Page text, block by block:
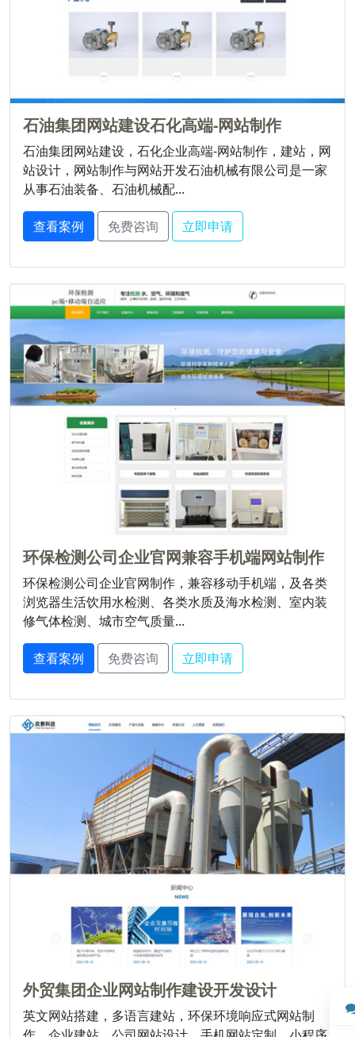
石油集团网站建设石化高端-网站制作
石油集团网站建设，石化企业高端-网站制作，建站，网
站设计，网站制作与网站开发石油机械有限公司是一家
从事石油装备、石油机械配...
查看案例 免费咨询 立即申请
环保检测公司企业官网兼容手机端网站制作
环保检测公司企业官网制作，兼容移动手机端，及各类
浏览器生活饮用水检测、各类水质及海水检测、室内装
修气体检测、城市空气质量...
查看案例 免费咨询 立即申请
外贸集团企业网站制作建设开发设计
英文网站搭建，多语言建站，环保环境响应式网站制